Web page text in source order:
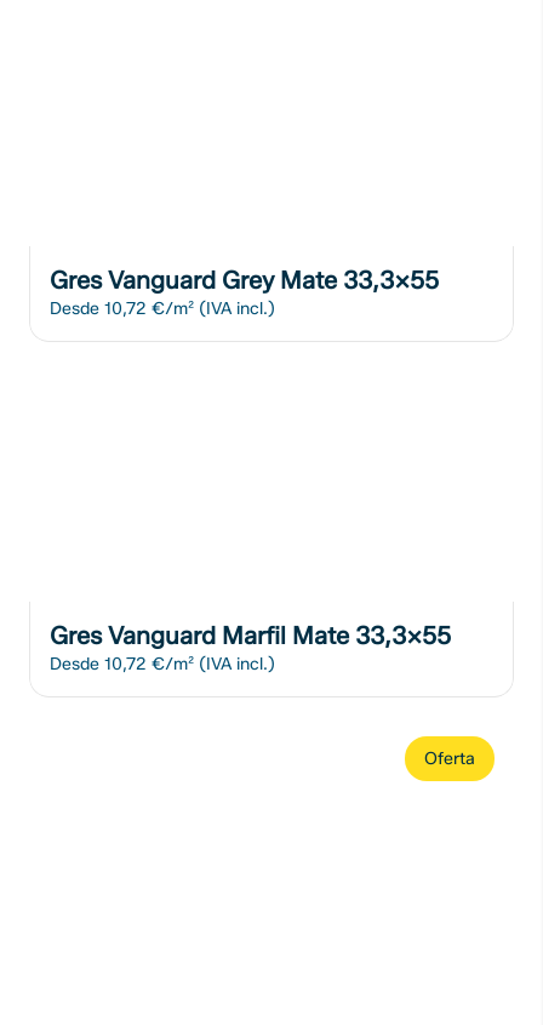
Gres Vanguard Grey Mate 33,3x55
Desde 10,72 €/m² (IVA incl.)
Gres Vanguard Marfil Mate 33,3x55
Desde 10,72 €/m² (IVA incl.)
Oferta